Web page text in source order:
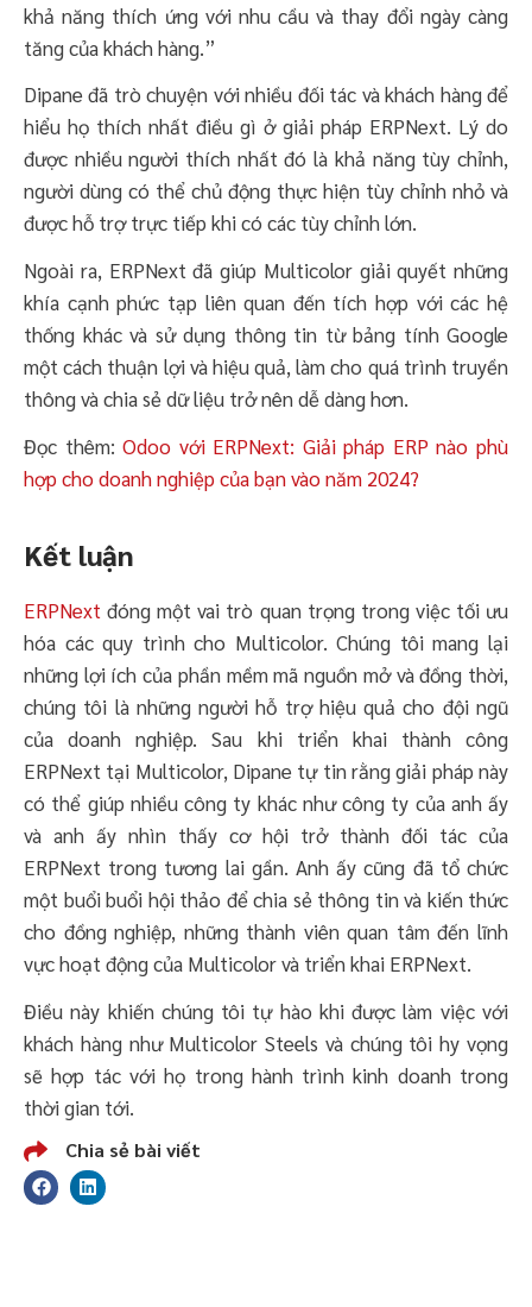
khả năng thích ứng với nhu cầu và thay đổi ngày càng
tăng của khách hàng.”
Dipane đã trò chuyện với nhiều đối tác và khách hàng để
hiểu họ thích nhất điều gì ở giải pháp ERPNext. Lý do
được nhiều người thích nhất đó là khả năng tùy chỉnh,
người dùng có thể chủ động thực hiện tùy chỉnh nhỏ và
được hỗ trợ trực tiếp khi có các tùy chỉnh lớn.
Ngoài ra, ERPNext đã giúp Multicolor giải quyết những
khía cạnh phức tạp liên quan đến tích hợp với các hệ
thống khác và sử dụng thông tin từ bảng tính Google
một cách thuận lợi và hiệu quả, làm cho quá trình truyền
thông và chia sẻ dữ liệu trở nên dễ dàng hơn.
Đọc thêm: Odoo với ERPNext: Giải pháp ERP nào phù
hợp cho doanh nghiệp của bạn vào năm 2024?
Kết luận
ERPNext đóng một vai trò quan trọng trong việc tối ưu
hóa các quy trình cho Multicolor. Chúng tôi mang lại
những lợi ích của phần mềm mã nguồn mở và đồng thời,
chúng tôi là những người hỗ trợ hiệu quả cho đội ngũ
của doanh nghiệp. Sau khi triển khai thành công
ERPNext tại Multicolor, Dipane tự tin rằng giải pháp này
có thể giúp nhiều công ty khác như công ty của anh ấy
và anh ấy nhìn thấy cơ hội trở thành đối tác của
ERPNext trong tương lai gần. Anh ấy cũng đã tổ chức
một buổi buổi hội thảo để chia sẻ thông tin và kiến thức
cho đồng nghiệp, những thành viên quan tâm đến lĩnh
vực hoạt động của Multicolor và triển khai ERPNext.
Điều này khiến chúng tôi tự hào khi được làm việc với
khách hàng như Multicolor Steels và chúng tôi hy vọng
sẽ hợp tác với họ trong hành trình kinh doanh trong
thời gian tới.
Chia sẻ bài viết